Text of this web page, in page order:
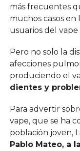
más frecuentes
muchos casos en
usuarios del
Pero no solo la
afecciones
produciendo el
dientes y
Para advertir
vape, que se ha
población joven,
Pablo Mateo, a